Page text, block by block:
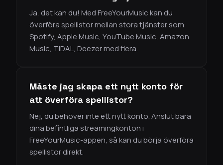
Ja, det kan du! Med FreeYourMusic kan du
överföra spellistor mellan stora tjänster som
Spotify, Apple Music, YouTube Music, Amazon
Music, TIDAL, Deezer med flera.
Måste jag skapa ett nytt konto för
att överföra spellistor?
Nej, du behöver inte ett nytt konto. Anslut bara
dina befintliga streamingkonton i
FreeYourMusic-appen, så kan du börja överföra
spellistor direkt.